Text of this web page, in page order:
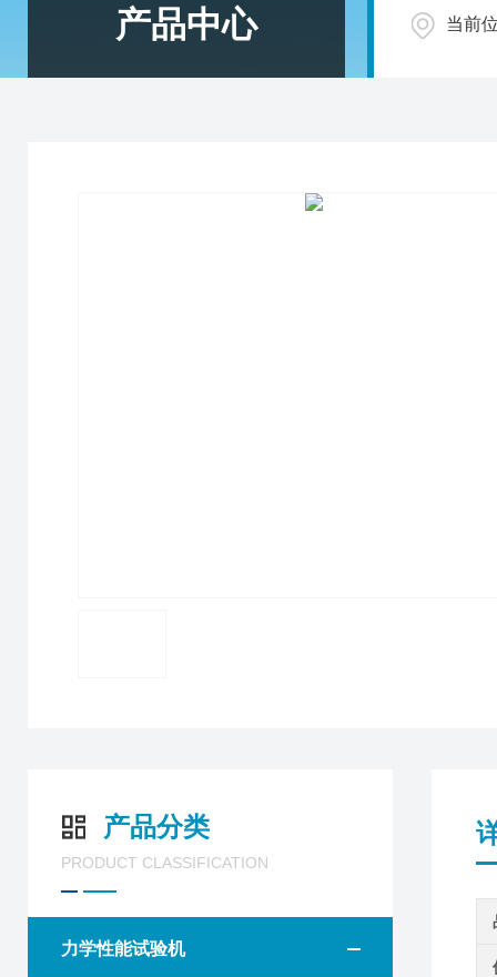
产品中心 当前
产品分类
PRODUCT CLASSIFICATION
力学性能试验机